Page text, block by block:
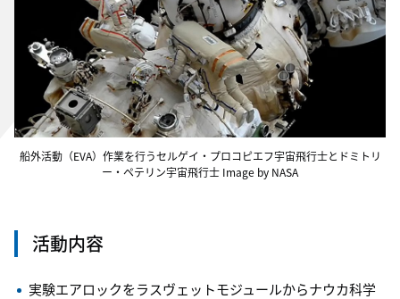
船外活動（EVA）作業を行うセルゲイ・プロコピエフ宇宙飛行士とドミトリ
ー・ペテリン宇宙飛行士 Image by NASA
活動内容
実験エアロックをラスヴェットモジュールからナウカ科学